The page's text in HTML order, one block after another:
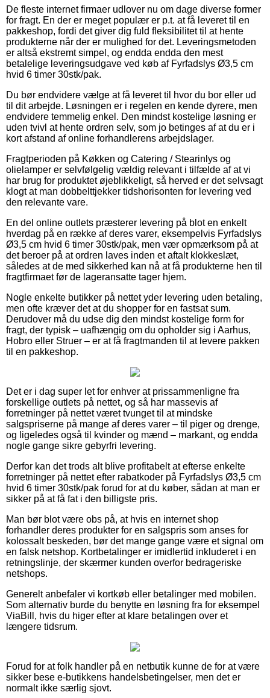
De fleste internet firmaer udlover nu om dage diverse former
for fragt. En der er meget populær er p.t. at få leveret til en
pakkeshop, fordi det giver dig fuld fleksibilitet til at hente
produkterne når der er mulighed for det. Leveringsmetoden
er altså ekstremt simpel, og endda endda den mest
betalelige leveringsudgave ved køb af Fyrfadslys Ø3,5 cm
hvid 6 timer 30stk/pak.
Du bør endvidere vælge at få leveret til hvor du bor eller ud
til dit arbejde. Løsningen er i regelen en kende dyrere, men
endvidere temmelig enkel. Den mindst kostelige løsning er
uden tvivl at hente ordren selv, som jo betinges af at du er i
kort afstand af online forhandlerens arbejdslager.
Fragtperioden på Køkken og Catering / Stearinlys og
olielamper er selvfølgelig vældig relevant i tilfælde af at vi
har brug for produktet øjeblikkeligt, så herved er det selvsagt
klogt at man dobbelttjekker tidshorisonten for levering ved
den relevante vare.
En del online outlets præsterer levering på blot en enkelt
hverdag på en række af deres varer, eksempelvis Fyrfadslys
Ø3,5 cm hvid 6 timer 30stk/pak, men vær opmærksom på at
det beroer på at ordren laves inden et aftalt klokkeslæt,
således at de med sikkerhed kan nå at få produkterne hen til
fragtfirmaet før de lageransatte tager hjem.
Nogle enkelte butikker på nettet yder levering uden betaling,
men ofte kræver det at du shopper for en fastsat sum.
Derudover må du udse dig den mindst kostelige form for
fragt, der typisk – uafhængig om du opholder sig i Aarhus,
Hobro eller Struer – er at få fragtmanden til at levere pakken
til en pakkeshop.
Det er i dag super let for enhver at prissammenligne fra
forskellige outlets på nettet, og så har massevis af
forretninger på nettet været tvunget til at mindske
salgspriserne på mange af deres varer – til piger og drenge,
og ligeledes også til kvinder og mænd – markant, og endda
nogle gange sikre gebyrfri levering.
Derfor kan det trods alt blive profitabelt at efterse enkelte
forretninger på nettet efter rabatkoder på Fyrfadslys Ø3,5 cm
hvid 6 timer 30stk/pak forud for at du køber, sådan at man er
sikker på at få fat i den billigste pris.
Man bør blot være obs på, at hvis en internet shop
forhandler deres produkter for en salgspris som anses for
kolossalt beskeden, bør det mange gange være et signal om
en falsk netshop. Kortbetalinger er imidlertid inkluderet i en
retningslinje, der skærmer kunden overfor bedrageriske
netshops.
Generelt anbefaler vi kortkøb eller betalinger med mobilen.
Som alternativ burde du benytte en løsning fra for eksempel
ViaBill, hvis du higer efter at klare betalingen over et
længere tidsrum.
Forud for at folk handler på en netbutik kunne de for at være
sikker bese e-butikkens handelsbetingelser, men det er
normalt ikke særlig sjovt.